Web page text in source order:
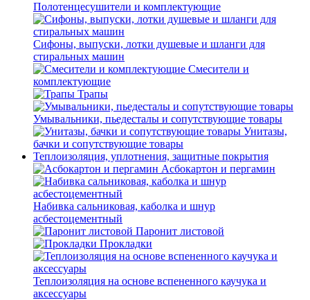
Полотенцесушители и комплектующие
Сифоны, выпуски, лотки душевые и шланги для
стиральных машин
Смесители и
комплектующие
Трапы
Умывальники, пьедесталы и сопутствующие товары
Унитазы,
бачки и сопутствующие товары
Теплоизоляция, уплотнения, защитные покрытия
Асбокартон и пергамин
Набивка сальниковая, каболка и шнур
асбестоцементный
Паронит листовой
Прокладки
Теплоизоляция на основе вспененного каучука и
аксессуары